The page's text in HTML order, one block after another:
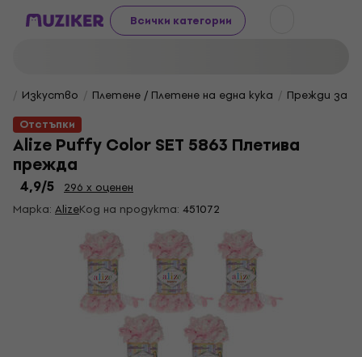
Всички категории
Изкуство Плетене / Плетене на една кука
Прежди за
Отстъпки
Alize Puffy Color SET 5863 Плетива
прежда
4,9/5
296 x оценен
Марка: AlizeКод на продукта: 451072